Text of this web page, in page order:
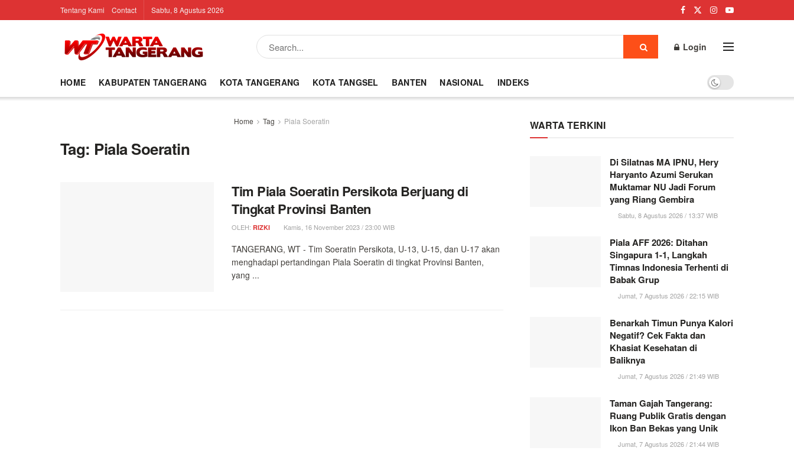
Tentang Kami Contact Sabtu, 8 Agustus 2026
Login
HOME KABUPATEN TANGERANG KOTA TANGERANG KOTA TANGSEL BANTEN NASIONAL INDEKS
Home Tag Piala Soeratin
Tag: Piala Soeratin
Tim Piala Soeratin Persikota Berjuang di
Tingkat Provinsi Banten
OLEH: RIZKI Kamis, 16 November 2023 / 23:00 WIB
TANGERANG, WT - Tim Soeratin Persikota, U-13, U-15, dan U-17 akan
menghadapi pertandingan Piala Soeratin di tingkat Provinsi Banten,
yang ...
WARTA TERKINI
Di Silatnas MA IPNU, Hery
Haryanto Azumi Serukan
Muktamar NU Jadi Forum
yang Riang Gembira
Sabtu, 8 Agustus 2026 / 13:37 WIB
Piala AFF 2026: Ditahan
Singapura 1-1, Langkah
Timnas Indonesia Terhenti di
Babak Grup
Jumat, 7 Agustus 2026 / 22:15 WIB
Benarkah Timun Punya Kalori
Negatif? Cek Fakta dan
Khasiat Kesehatan di
Baliknya
Jumat, 7 Agustus 2026 / 21:49 WIB
Taman Gajah Tangerang:
Ruang Publik Gratis dengan
Ikon Ban Bekas yang Unik
Jumat, 7 Agustus 2026 / 21:44 WIB